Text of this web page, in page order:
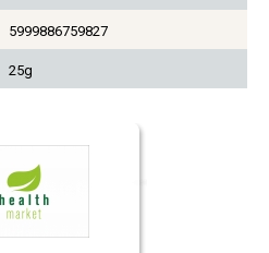
5999886759827
25g